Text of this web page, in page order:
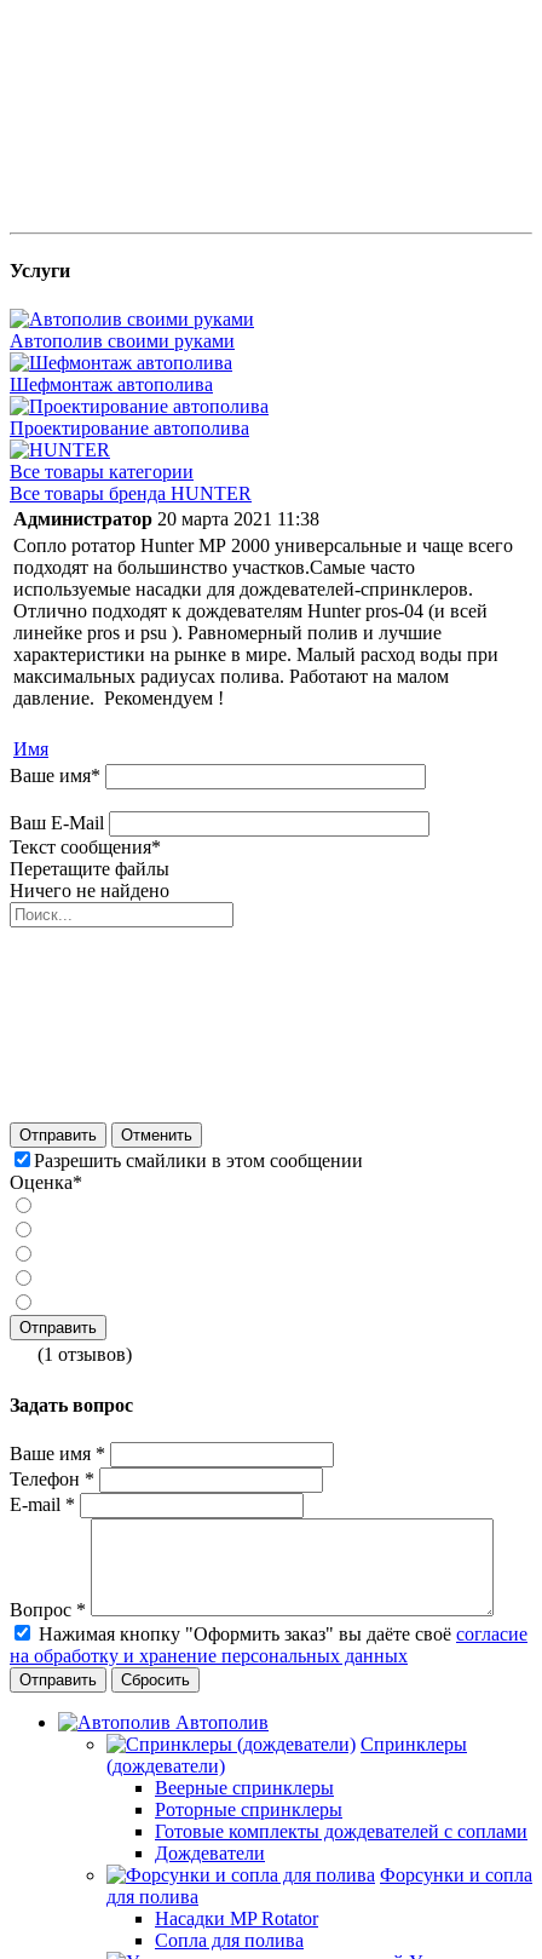
Услуги
Автополив своими руками
Шефмонтаж автополива
Проектирование автополива
Все товары категории
Все товары бренда HUNTER
Администратор 20 марта 2021 11:38
Сопло ротатор Hunter МР 2000 универсальные и чаще всего
подходят на большинство участков.Самые часто
используемые насадки для дождевателей-спринклеров.
Отлично подходят к дождевателям Hunter pros-04 (и всей
линейке pros и psu ). Равномерный полив и лучшие
характеристики на рынке в мире. Малый расход воды при
максимальных радиусах полива. Работают на малом
давление. Рекомендуем !
Имя
Ваше имя*
Ваш E-Mail
Текст сообщения*
Перетащите файлы
Ничего не найдено
Отправить Отменить
Разрешить смайлики в этом сообщении
Оценка*
(1 отзывов)
Задать вопрос
Ваше имя *
Телефон *
E-mail *
Вопрос *
Нажимая кнопку "Оформить заказ" вы даёте своё согласие
на обработку и хранение персональных данных
Сбросить
Автополив
Спринклеры
(дождеватели)
Веерные спринклеры
Роторные спринклеры
Готовые комплекты дождевателей с соплами
Дождеватели
Форсунки и сопла
для полива
Насадки MP Rotator
Сопла для полива